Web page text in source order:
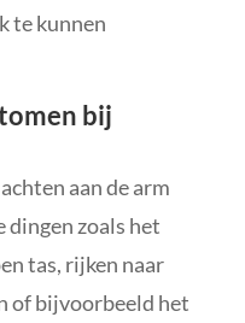
te kunnen
bij
aan de arm
dingen zoals het
tas, rijken naar
of bijvoorbeeld het